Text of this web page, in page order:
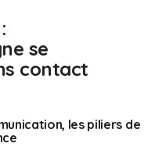
se
contact
les piliers de